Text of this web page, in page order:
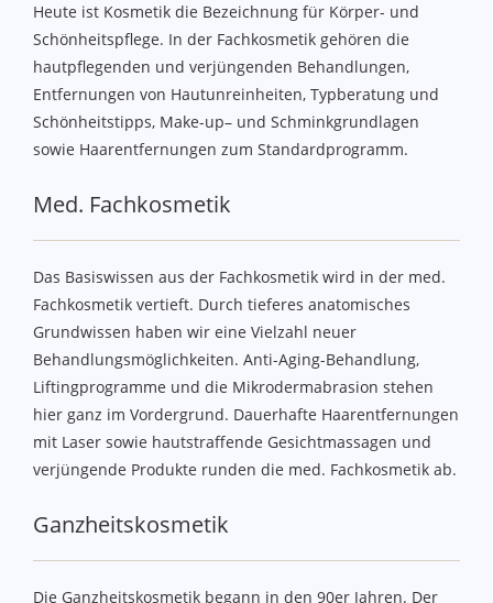
Heute ist Kosmetik die Bezeichnung für Körper- und
Schönheitspflege. In der Fachkosmetik gehören die
hautpflegenden und verjüngenden Behandlungen,
Entfernungen von Hautunreinheiten, Typberatung und
Schönheitstipps, Make-up– und Schminkgrundlagen
sowie Haarentfernungen zum Standardprogramm.
Med. Fachkosmetik
Das Basiswissen aus der Fachkosmetik wird in der med.
Fachkosmetik vertieft. Durch tieferes anatomisches
Grundwissen haben wir eine Vielzahl neuer
Behandlungsmöglichkeiten. Anti-Aging-Behandlung,
Liftingprogramme und die Mikrodermabrasion stehen
hier ganz im Vordergrund. Dauerhafte Haarentfernungen
mit Laser sowie hautstraffende Gesichtmassagen und
verjüngende Produkte runden die med. Fachkosmetik ab.
Ganzheitskosmetik
Die Ganzheitskosmetik begann in den 90er Jahren. Der